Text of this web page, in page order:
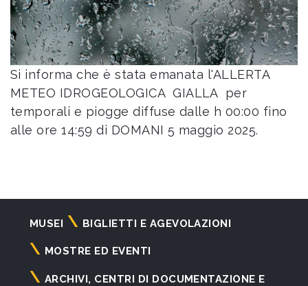
Si informa che è stata emanata l'ALLERTA
METEO IDROGEOLOGICA GIALLA per
temporali e piogge diffuse dalle h 00:00 fino
alle ore 14:59 di DOMANI 5 maggio 2025.
Navigazione
principale
MUSEI BIGLIETTI E AGEVOLAZIONI
MOSTRE ED EVENTI
ARCHIVI, CENTRI DI DOCUMENTAZIONE E